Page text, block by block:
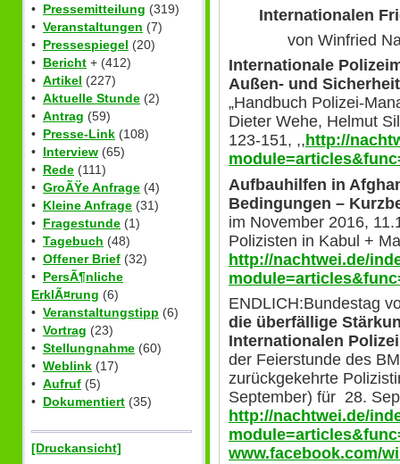
• Pressemitteilung (319)
• Veranstaltungen (7)
• Pressespiegel (20)
• Bericht + (412)
• Artikel (227)
• Aktuelle Stunde (2)
• Antrag (59)
• Presse-Link (108)
• Interview (65)
• Rede (111)
• GroÃŸe Anfrage (4)
• Kleine Anfrage (31)
• Fragestunde (1)
• Tagebuch (48)
• Offener Brief (32)
• PersÃ¶nliche
ErklÃ¤rung (6)
• Veranstaltungstipp (6)
• Vortrag (23)
• Stellungnahme (60)
• Weblink (17)
• Aufruf (5)
• Dokumentiert (35)
[Druckansicht]
Internationalen
von Winfried
Internationale
Außen- und
„Handbuch Polizei-
Dieter Wehe, Helmut
123-151, ,, http://
Aufbauhilfen in
Bedingungen –
im November 2016,
Polizisten in Kabul +
http://nachtwei.de/
ENDLICH:Bundestag
die überfällige
Internationalen
der Feierstunde des
zurückgekehrte
September) für 28.
http://nachtwei.de/
www.facebook.com/